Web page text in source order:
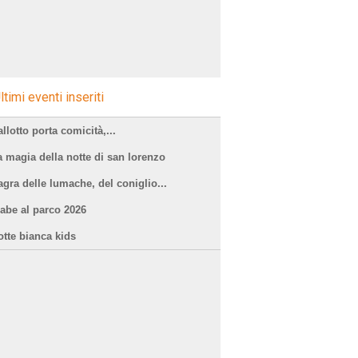
eventi inseriti
porta comicità,...
magia della notte di san lorenzo
delle lumache, del coniglio...
al parco 2026
bianca kids